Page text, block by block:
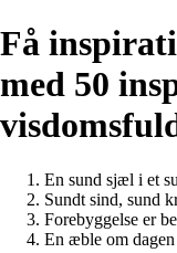
Få
med 50
En sund sjæl i et
Sundt sind, sund
Forebyggelse er
En æble om